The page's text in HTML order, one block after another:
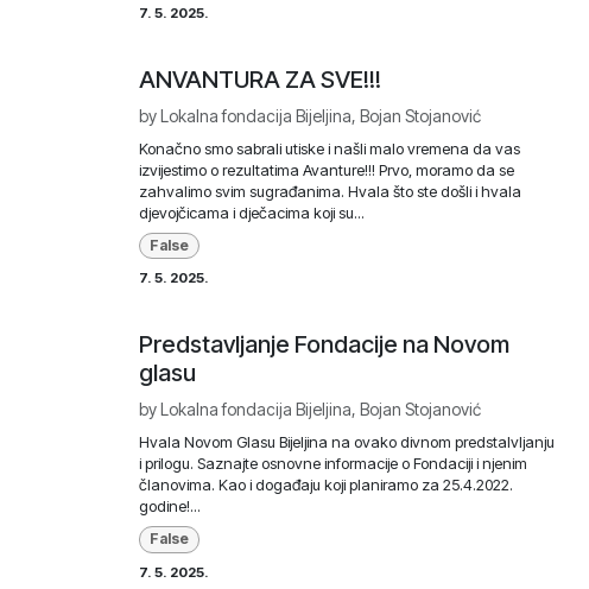
7. 5. 2025.
ANVANTURA ZA SVE!!!
byLokalna fondacija Bijeljina, Bojan Stojanović
Konačno smo sabrali utiske i našli malo vremena da vas
izvijestimo o rezultatima Avanture!!! Prvo, moramo da se
zahvalimo svim sugrađanima. Hvala što ste došli i hvala
djevojčicama i dječacima koji su...
False
7. 5. 2025.
Predstavljanje Fondacije na Novom
glasu
byLokalna fondacija Bijeljina, Bojan Stojanović
Hvala Novom Glasu Bijeljina na ovako divnom predstalvljanju
i prilogu. Saznajte osnovne informacije o Fondaciji i njenim
članovima. Kao i događaju koji planiramo za 25.4.2022.
godine!...
False
7. 5. 2025.